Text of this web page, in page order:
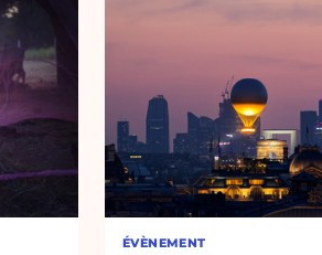
ÉVÈNEMENT